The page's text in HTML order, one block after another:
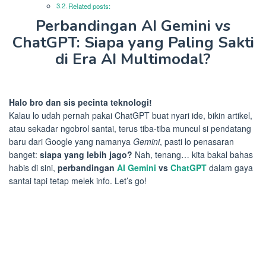
Related posts:
Perbandingan AI Gemini vs
ChatGPT: Siapa yang Paling Sakti
di Era AI Multimodal?
Halo bro dan sis pecinta teknologi!
Kalau lo udah pernah pakai ChatGPT buat nyari ide, bikin artikel,
atau sekadar ngobrol santai, terus tiba-tiba muncul si pendatang
baru dari Google yang namanya Gemini, pasti lo penasaran
banget: siapa yang lebih jago? Nah, tenang… kita bakal bahas
habis di sini, perbandingan AI Gemini vs ChatGPT dalam gaya
santai tapi tetap melek info. Let’s go!